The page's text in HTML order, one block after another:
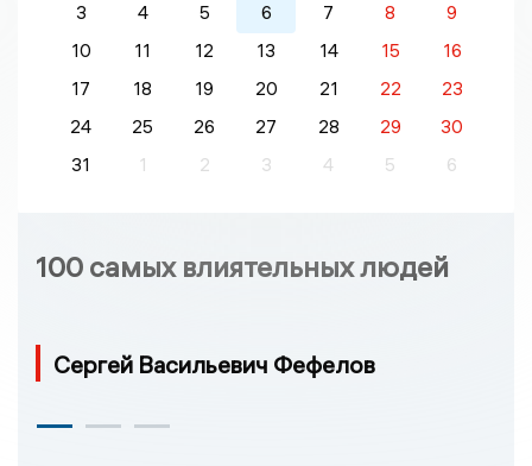
3
4 5 6 7 8
9
10
11 12 13 14 15
16
17
18 19 20 21 22
23
24
25 26 27 28 29
30
31
1 2 3 4 5 6
100 самых влиятельных людей
Сергей Васильевич Фефелов